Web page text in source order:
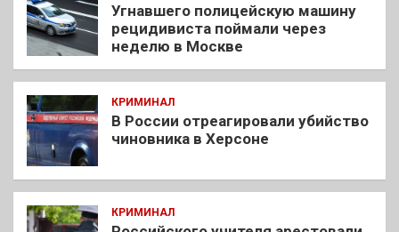
Угнавшего полицейскую машину
рецидивиста поймали через
неделю в Москве
КРИМИНАЛ
В России отреагировали убийство
чиновника в Херсоне
КРИМИНАЛ